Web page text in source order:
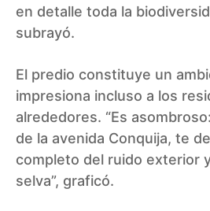
en detalle toda la
subrayó.
El predio constituye un
impresiona incluso a los
alrededores. “Es
de la avenida Conquija, te
completo del ruido exterior
selva”, graficó.